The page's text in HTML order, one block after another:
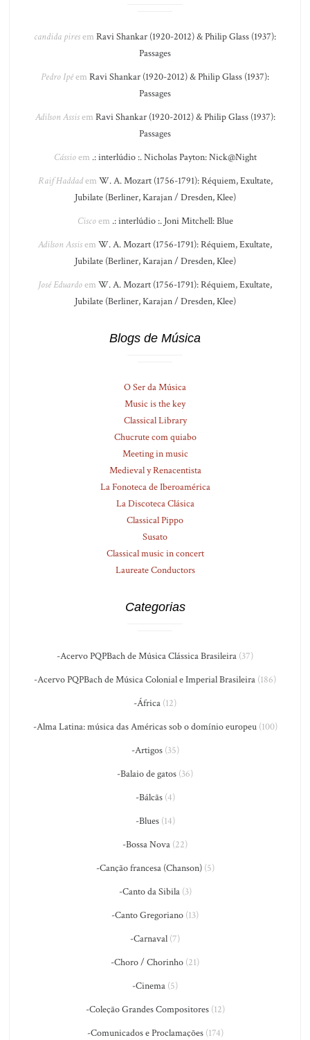
candida piresem Ravi Shankar (1920-2012) & Philip Glass (1937):
Passages
Pedro Ipêem Ravi Shankar (1920-2012) & Philip Glass (1937):
Passages
Adilson Assisem Ravi Shankar (1920-2012) & Philip Glass (1937):
Passages
Cássioem .: interlúdio :. Nicholas Payton: Nick@Night
Raif Haddadem W. A. Mozart (1756-1791): Réquiem, Exultate,
Jubilate (Berliner, Karajan / Dresden, Klee)
Ciscoem .: interlúdio :. Joni Mitchell: Blue
Adilson Assisem W. A. Mozart (1756-1791): Réquiem, Exultate,
Jubilate (Berliner, Karajan / Dresden, Klee)
José Eduardoem W. A. Mozart (1756-1791): Réquiem, Exultate,
Jubilate (Berliner, Karajan / Dresden, Klee)
Blogs de Música
O Ser da Música
Music is the key
Classical Library
Chucrute com quiabo
Meeting in music
Medieval y Renacentista
La Fonoteca de Iberoamérica
La Discoteca Clásica
Classical Pippo
Susato
Classical music in concert
Laureate Conductors
Categorias
-Acervo PQPBach de Música Clássica Brasileira (37)
-Acervo PQPBach de Música Colonial e Imperial Brasileira (186)
-África (12)
-Alma Latina: música das Américas sob o domínio europeu(100)
-Artigos(35)
-Balaio de gatos (36)
-Bálcãs(4)
-Blues(14)
-Bossa Nova (22)
-Canção francesa (Chanson)(5)
-Canto da Sibila(3)
-Canto Gregoriano (13)
-Carnaval (7)
-Choro / Chorinho (21)
-Cinema (5)
-Coleção Grandes Compositores(12)
-Comunicados e Proclamações(174)